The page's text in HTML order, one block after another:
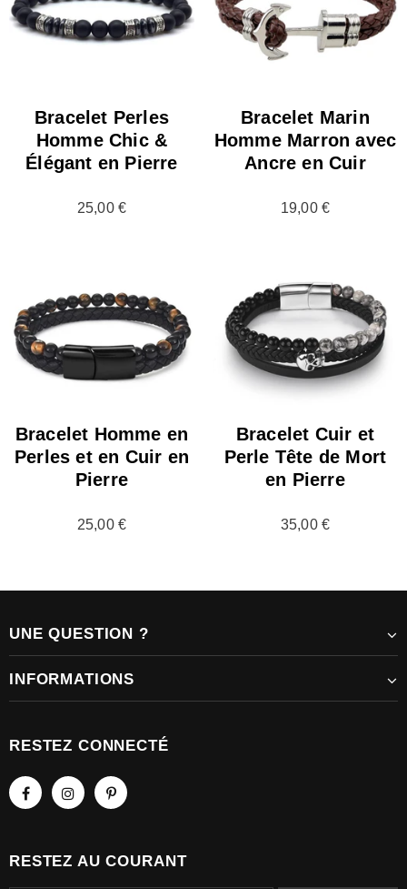
Bracelet Perles
Homme Chic &
Élégant en Pierre
25,00 €
Bracelet Marin
Homme Marron avec
Ancre en Cuir
19,00 €
Bracelet Homme en
Perles et en Cuir en
Pierre
25,00 €
Bracelet Cuir et
Perle Tête de Mort
en Pierre
35,00 €
UNE QUESTION ?
INFORMATIONS
RESTEZ CONNECTÉ
RESTEZ AU COURANT